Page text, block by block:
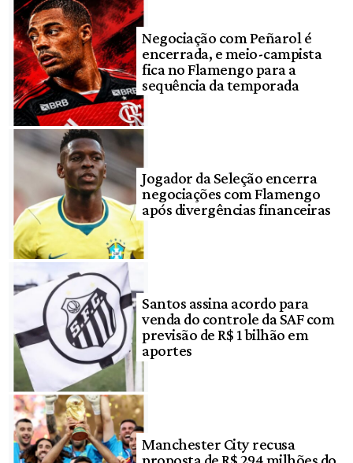
Negociação com Peñarol é
encerrada, e meio-campista
fica no Flamengo para a
sequência da temporada
Jogador da Seleção encerra
negociações com Flamengo
após divergências financeiras
Santos assina acordo para
venda do controle da SAF com
previsão de R$ 1 bilhão em
aportes
Manchester City recusa